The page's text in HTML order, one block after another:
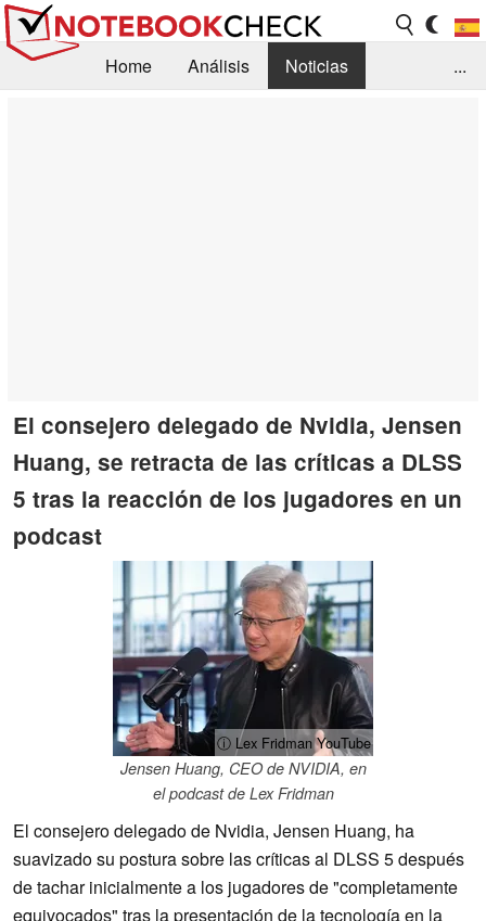
Home Análisis
Noticias
...
El consejero delegado de Nvidia, Jensen
Huang, se retracta de las críticas a DLSS
5 tras la reacción de los jugadores en un
podcast
ⓘ Lex Fridman YouTube
Jensen Huang, CEO de NVIDIA, en
el podcast de Lex Fridman
El consejero delegado de Nvidia, Jensen Huang, ha
suavizado su postura sobre las críticas al DLSS 5 después
de tachar inicialmente a los jugadores de "completamente
equivocados" tras la presentación de la tecnología en la